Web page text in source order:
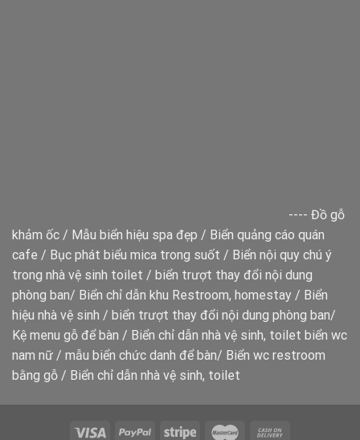
---- Đồ gỗ
khảm ốc / Mẫu biển hiệu spa đẹp / Biển quảng cáo quán
cafe / Bục phát biểu mica trong suốt / Biển nội quy chú ý
trong nhà vệ sinh toilet / biển trượt thay đổi nội dung
phòng ban/ Biển chỉ dẫn khu Restroom, homestay / Biển
hiệu nhà vệ sinh / biển trượt thay đổi nội dung phòng ban/
Kệ menu gỗ để bàn / Biển chỉ dẫn nhà vệ sinh, toilet biển wc
nam nữ / mẫu biển chức danh để bàn/ Biển wc restroom
bằng gỗ / Biển chỉ dẫn nhà vệ sinh, toilet